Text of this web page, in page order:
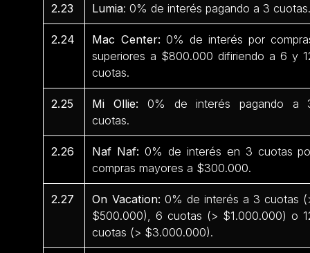
2.23 Lumia: 0% de interés pagando a 3
2.24 Mac Center: 0% de interés por
superiores a $800.000 difiriendo a 6 y
cuotas.
2.25 Mi Ollie: 0% de interés pagando a
cuotas.
2.26 Naf Naf: 0% de interés en 3 cuotas
compras mayores a $300.000.
2.27 On Vacation: 0% de interés a 3 cuotas
$500.000), 6 cuotas (> $1.000.000) o
cuotas (> $3.000.000).